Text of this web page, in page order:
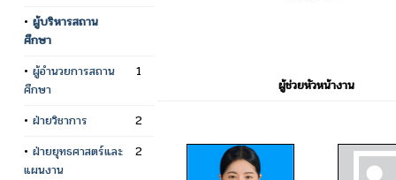
• ผู้บริหารสถาน
ศึกษา
• ผู้อำนวยการสถาน
ศึกษา
1
• ฝ่ายวิชาการ
2
• ฝ่ายยุทธศาสตร์และ
แผนงาน
2
ผู้ช่วยหัวหน้างาน